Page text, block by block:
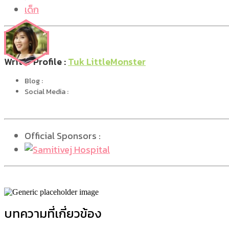
เด็ก
Writer Profile :Tuk LittleMonster
Blog :
Social Media :
Official Sponsors :
บทความที่เกี่ยวข้อง